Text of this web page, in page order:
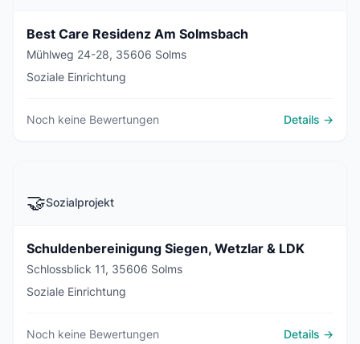
Best Care Residenz Am Solmsbach
Mühlweg 24-28, 35606 Solms
Soziale Einrichtung
Noch keine Bewertungen Details →
🤝Sozialprojekt
Schuldenbereinigung Siegen, Wetzlar & LDK
Schlossblick 11, 35606 Solms
Soziale Einrichtung
Noch keine Bewertungen Details →